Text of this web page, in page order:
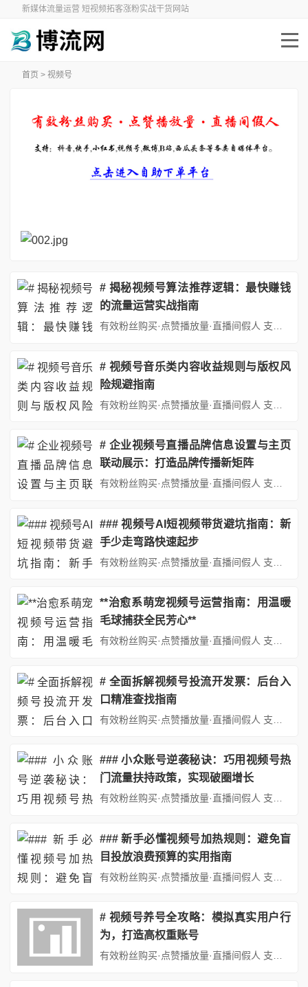
新媒体流量运营 短视频拓客涨粉实战干货网站
首页 > 视频号
# 揭秘视频号算法推荐逻辑：最快赚钱
的流量运营实战指南
有效粉丝购买·点赞播放量·直播间假人 支持：抖音,快手,小红书,视频号,微博,B站,西瓜头条等各类自媒体平台。自助平台： http://www.fs688.com/ 在短视频内容生态竞争日益激烈的今天，微信视频号凭借12亿月活用户的天然流量池和社交裂变优势，成为2023年最值得深耕的流量洼地。然而，多数运营者陷入"发视频-等推荐"的被动模式，未能掌握算法推荐的核心逻辑...
# 视频号音乐类内容收益规则与版权风
险规避指南
# 企业视频号直播品牌信息设置与主页
联动展示：打造品牌传播新矩阵
有效粉丝购买·点赞播放量·直播间假人 支持：抖音,快手,小红书,视频号,微博,B站,西瓜头条等各类自媒体平台。自助平台： http://www.fs688.com/ 在数字化营销浪潮中，企业视频号已成为品牌与用户深度互动企业视频号直播品牌信息设置主页联动展示介绍的重要阵地。随着直播电商的兴起，如何通过视频号直播有效传递品牌信息，并实现与主页的联动展示，成为企业构建品牌...
### 视频号AI短视频带货避坑指南：新
手少走弯路快速起步
**治愈系萌宠视频号运营指南：用温暖
毛球捕获全民芳心**
有效粉丝购买·点赞播放量·直播间假人 支持：抖音,快手,小红书,视频号,微博,B站,西瓜头条等各类自媒体平台。自助平台： http://www.fs688.com/ 在快节奏的现代生活中，宠物已成为都市人情感寄托的重要载体。据《2023中国宠物行业白皮书》显示，我国宠物数量已突破1.2亿只，短视频平台宠物内容日均播放量超百亿次。本文将从内容定位、创作技巧、运营策略三个...
# 全面拆解视频号投流开发票：后台入
口精准查找指南
### 小众账号逆袭秘诀：巧用视频号热
门流量扶持政策，实现破圈增长
有效粉丝购买·点赞播放量·直播间假人 支持：抖音,快手,小红书,视频号,微博,B站,西瓜头条等各类自媒体平台。自助平台： http://www.fs688.com/ 在短视频内容竞争日益激烈的今天，头部账号占据着大部分流量，小众账号想要突围似乎难如登天。然而，视频号作为新兴的短视频平台，其独特的流量扶持政策为小众账号提供了逆袭的黄金机会。通过精准把握平台规则、优化内容...
### 新手必懂视频号加热规则：避免盲
目投放浪费预算的实用指南
# 视频号养号全攻略：模拟真实用户行
为，打造高权重账号
有效粉丝购买·点赞播放量·直播间假人 支持：抖音,快手,小红书,视频号,微博,B站,西瓜头条等各类自媒体平台。自助平台： http://www.fs688.com/ 在短视频平台竞争日益激烈的今天，视频号作为微信生态内的重要内容载体，其账号权重直接影响着内容的推荐量和曝光度。许多创作者发现，即使内容质量相似，不同账号的播放量却天差地别，这背后往往与账号权重密切相关。养...